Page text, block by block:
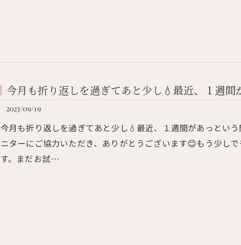
今月も折り返しを過ぎてあと少し💧最近、１週間
2023/09/19
今月も折り返しを過ぎてあと少し💧最近、１週間があっとい
ニターにご協力いただき、ありがとうございます😊もう少し
す。まだお試…